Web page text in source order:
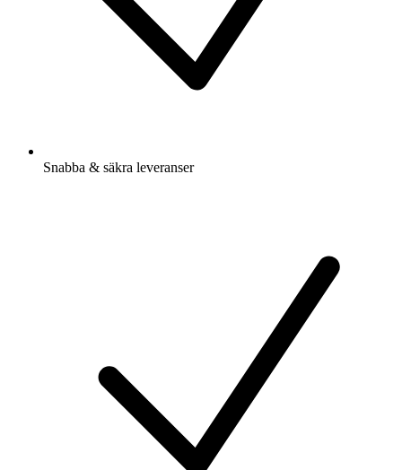
Snabba & säkra leveranser